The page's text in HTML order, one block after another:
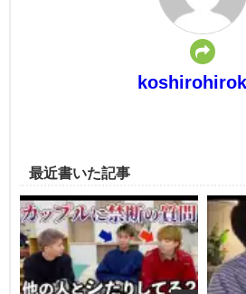
最近書いた記事